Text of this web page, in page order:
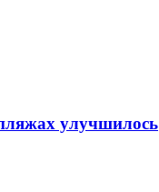
улучшилось